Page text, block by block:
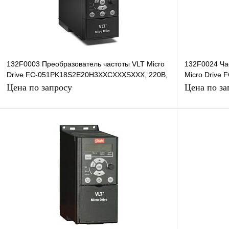
Под заказ
132F0003 Преобразователь частоты VLT Micro
Drive FC-051PK18S2E20H3XXCXXXSXXX, 220В,
0,75кВт, 4,2А
Цена по запросу
Запросить цену
Сравнение
Под заказ
132F0024
Micro Drive
3кВт, 380В
Цена по